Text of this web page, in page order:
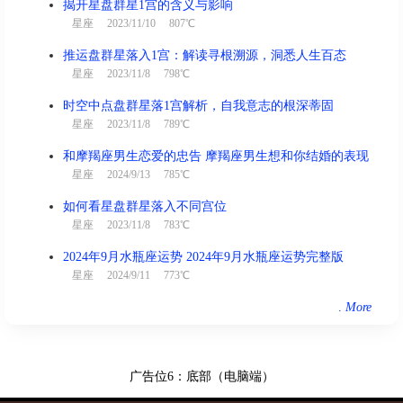
揭开星盘群星1宫的含义与影响
星座 2023/11/10 807℃
推运盘群星落入1宫：解读寻根溯源，洞悉人生百态
星座 2023/11/8 798℃
时空中点盘群星落1宫解析，自我意志的根深蒂固
星座 2023/11/8 789℃
和摩羯座男生恋爱的忠告 摩羯座男生想和你结婚的表现
星座 2024/9/13 785℃
如何看星盘群星落入不同宫位
星座 2023/11/8 783℃
2024年9月水瓶座运势 2024年9月水瓶座运势完整版
星座 2024/9/11 773℃
More
.
广告位6：底部（电脑端）